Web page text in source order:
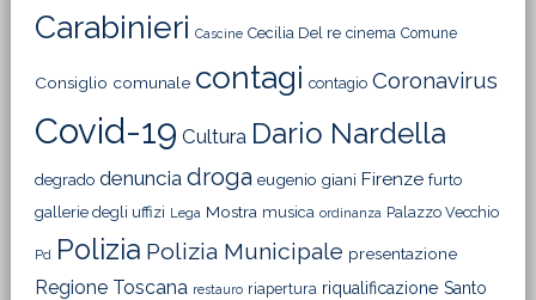
Carabinieri Cascine Cecilia Del re cinema Comune
Consiglio comunale contagi contagio Coronavirus
Covid-19 Cultura Dario Nardella
degrado denuncia droga eugenio giani Firenze furto
gallerie degli uffizi Lega Mostra musica ordinanza Palazzo Vecchio
Pd Polizia Polizia Municipale presentazione
Regione Toscana restauro riapertura riqualificazione Santo